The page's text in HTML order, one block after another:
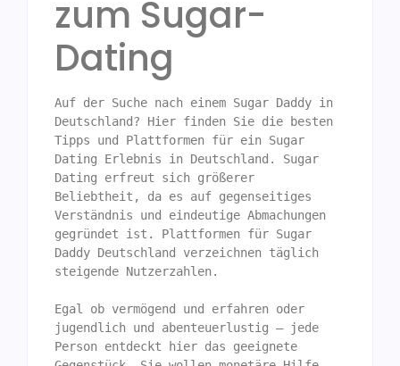
zum Sugar-
Dating
Auf der Suche nach einem Sugar Daddy in
Deutschland? Hier finden Sie die besten
Tipps und Plattformen für ein Sugar
Dating Erlebnis in Deutschland. Sugar
Dating erfreut sich größerer
Beliebtheit, da es auf gegenseitiges
Verständnis und eindeutige Abmachungen
gegründet ist. Plattformen für Sugar
Daddy Deutschland verzeichnen täglich
steigende Nutzerzahlen.
Egal ob vermögend und erfahren oder
jugendlich und abenteuerlustig – jede
Person entdeckt hier das geeignete